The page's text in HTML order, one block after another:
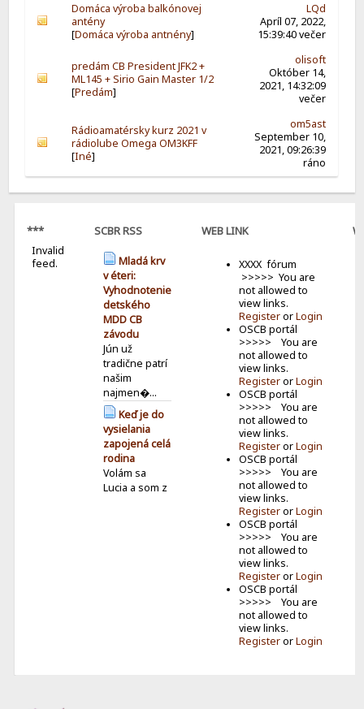
Domáca výroba balkónovej
antény
[Domáca výroba antnény]
LQd
Apríl 07, 2022,
15:39:40 večer
predám CB President JFK2 +
ML145 + Sirio Gain Master 1/2
[Predám]
olisoft
Október 14,
2021, 14:32:09
večer
Rádioamatérsky kurz 2021 v
rádiolube Omega OM3KFF
[Iné]
om5ast
September 10,
2021, 09:26:39
ráno
***
Invalid
feed.
SCBR RSS
Mladá krv
v éteri:
Vyhodnotenie
detského
MDD CB
závodu
Jún už
tradične patrí
našim
najmen�...
Keď je do
vysielania
zapojená celá
rodina
Volám sa
Lucia a som z
WEB LINK
XXXX fórum
>>>>> You are
not allowed to
view links.
RegisterorLogin
OSCB portál
>>>>> You are
not allowed to
view links.
RegisterorLogin
OSCB portál
>>>>> You are
not allowed to
view links.
RegisterorLogin
OSCB portál
>>>>> You are
not allowed to
view links.
RegisterorLogin
OSCB portál
>>>>> You are
not allowed to
view links.
RegisterorLogin
OSCB portál
>>>>> You are
not allowed to
view links.
RegisterorLogin